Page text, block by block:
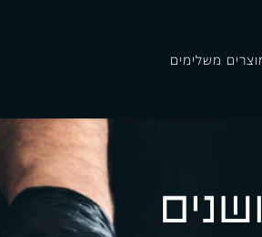
משלימים